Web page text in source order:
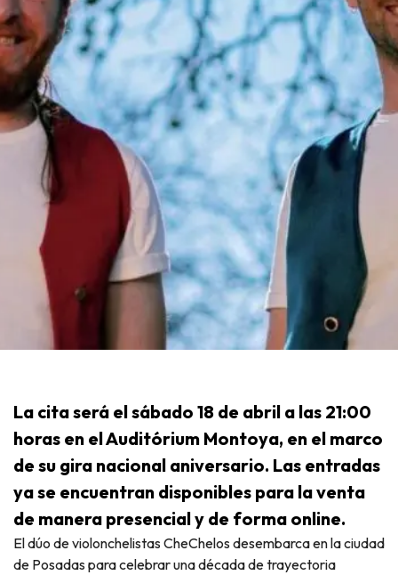
La cita será el sábado 18 de abril a las 21:00
horas en el Auditórium Montoya, en el marco
de su gira nacional aniversario. Las entradas
ya se encuentran disponibles para la venta
de manera presencial y de forma online.
El dúo de violonchelistas CheChelos desembarca en la ciudad
de Posadas para celebrar una década de trayectoria